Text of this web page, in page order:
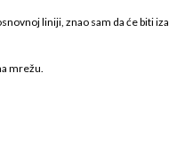
liniji, znao sam da će
mrežu.